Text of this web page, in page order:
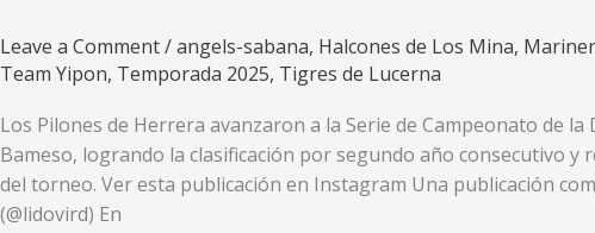
Final
Leave a Comment/angels-sabana, Halcones de Los Mina,
Team Yipon, Temporada 2025, Tigres de Lucerna
Los Pilones de Herrera avanzaron a la Serie de Campeonato de
Bameso, logrando la clasificación por segundo año consecutivo
del torneo. Ver esta publicación en Instagram Una publicación
(@lidovird) En